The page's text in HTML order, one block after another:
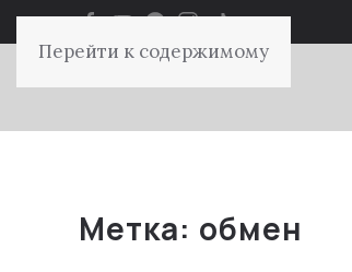
Перейти к содержимому
Метка: обмен